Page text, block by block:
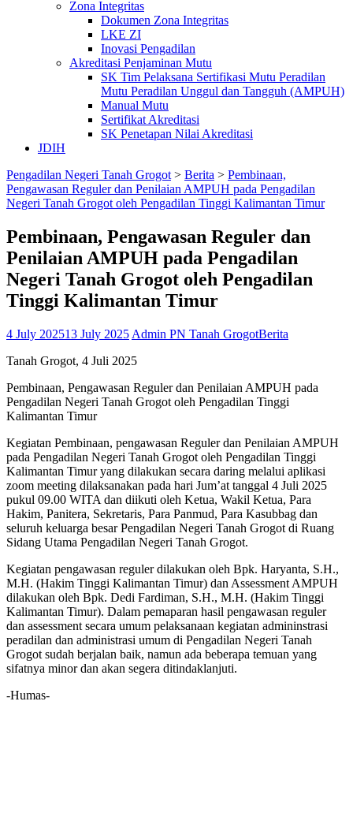
Zona Integritas
Dokumen Zona Integritas
LKE ZI
Inovasi Pengadilan
Akreditasi Penjaminan Mutu
SK Tim Pelaksana Sertifikasi Mutu Peradilan
Mutu Peradilan Unggul dan Tangguh (AMPUH)
Manual Mutu
Sertifikat Akreditasi
SK Penetapan Nilai Akreditasi
JDIH
Pengadilan Negeri Tanah Grogot > Berita > Pembinaan,
Pengawasan Reguler dan Penilaian AMPUH pada Pengadilan
Negeri Tanah Grogot oleh Pengadilan Tinggi Kalimantan Timur
Pembinaan, Pengawasan Reguler dan
Penilaian AMPUH pada Pengadilan
Negeri Tanah Grogot oleh Pengadilan
Tinggi Kalimantan Timur
4 July 202513 July 2025 Admin PN Tanah GrogotBerita
Tanah Grogot, 4 Juli 2025
Pembinaan, Pengawasan Reguler dan Penilaian AMPUH pada
Pengadilan Negeri Tanah Grogot oleh Pengadilan Tinggi
Kalimantan Timur
Kegiatan Pembinaan, pengawasan Reguler dan Penilaian AMPUH
pada Pengadilan Negeri Tanah Grogot oleh Pengadilan Tinggi
Kalimantan Timur yang dilakukan secara daring melalui aplikasi
zoom meeting dilaksanakan pada hari Jum’at tanggal 4 Juli 2025
pukul 09.00 WITA dan diikuti oleh Ketua, Wakil Ketua, Para
Hakim, Panitera, Sekretaris, Para Panmud, Para Kasubbag dan
seluruh keluarga besar Pengadilan Negeri Tanah Grogot di Ruang
Sidang Utama Pengadilan Negeri Tanah Grogot.
Kegiatan pengawasan reguler dilakukan oleh Bpk. Haryanta, S.H.,
M.H. (Hakim Tinggi Kalimantan Timur) dan Assessment AMPUH
dilakukan oleh Bpk. Dedi Fardiman, S.H., M.H. (Hakim Tinggi
Kalimantan Timur). Dalam pemaparan hasil pengawasan reguler
dan assessment secara umum pelaksanaan kegiatan admininstrasi
peradilan dan administrasi umum di Pengadilan Negeri Tanah
Grogot sudah berjalan baik, namun ada beberapa temuan yang
sifatnya minor dan akan segera ditindaklanjuti.
-Humas-